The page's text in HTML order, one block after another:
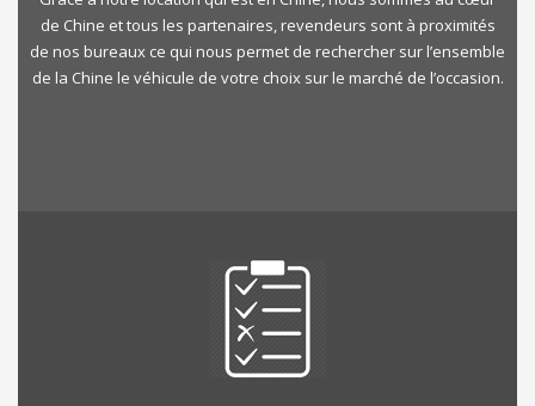
de Chine et tous les partenaires, revendeurs sont à proximités
de nos bureaux ce qui nous permet de rechercher sur l’ensemble
de la Chine le véhicule de votre choix sur le marché de l’occasion.